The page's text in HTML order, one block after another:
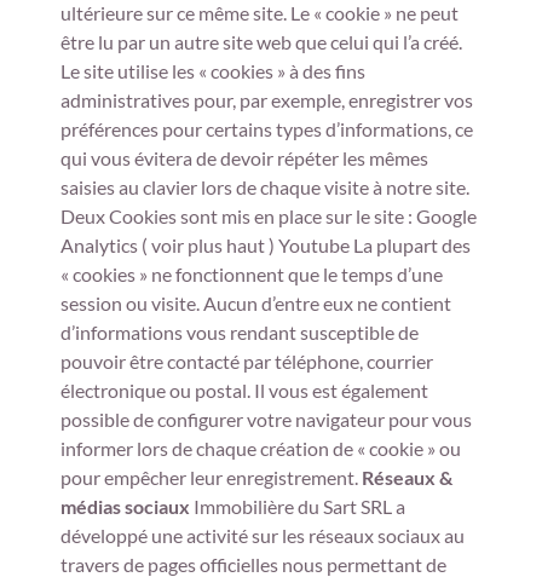
ultérieure sur ce même site. Le « cookie » ne peut
être lu par un autre site web que celui qui l’a créé.
Le site utilise les « cookies » à des fins
administratives pour, par exemple, enregistrer vos
préférences pour certains types d’informations, ce
qui vous évitera de devoir répéter les mêmes
saisies au clavier lors de chaque visite à notre site.
Deux Cookies sont mis en place sur le site : Google
Analytics ( voir plus haut ) Youtube La plupart des
« cookies » ne fonctionnent que le temps d’une
session ou visite. Aucun d’entre eux ne contient
d’informations vous rendant susceptible de
pouvoir être contacté par téléphone, courrier
électronique ou postal. Il vous est également
possible de configurer votre navigateur pour vous
informer lors de chaque création de « cookie » ou
pour empêcher leur enregistrement. Réseaux &
médias sociaux Immobilière du Sart SRL a
développé une activité sur les réseaux sociaux au
travers de pages officielles nous permettant de